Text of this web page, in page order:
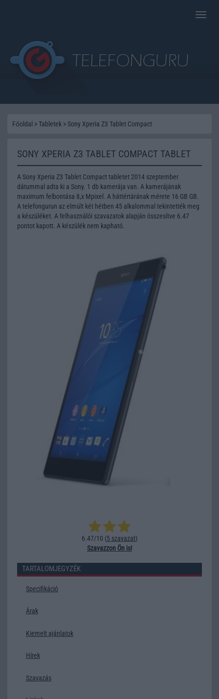
Toggle
Főoldal >Tabletek > Sony Xperia Z3 Tablet Compact
SONY XPERIA Z3 TABLET COMPACT TABLET
A Sony Xperia Z3 Tablet Compact tabletet 2014 szeptember
dátummal adta ki a Sony. 1 db kamerája van. A kamerájának
maximum felbontása 8,x Mpixel. A háttértárának mérete 16 GB GB.
A telefongurun az elmúlt két hétben 45 alkalommal tekintették meg
a készüléket. A felhasználói szavazatok alapján összesítve 6.47
pontot kapott. A készülék nem kapható.
6.47/10 (5 szavazat)
Szavazzon Ön is!
TARTALOMJEGYZÉK
Specifikáció
Árak
Kiemelt ajánlatok
Hírek
Szavazás